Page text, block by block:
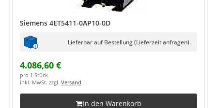
Siemens 4ET5411-0AP10-0D
Lieferbar auf Bestellung (Lieferzeit anfragen).
4.086,60 €
pro 1 Stück
inkl. MwSt. zzgl. Versand
In den Warenkorb